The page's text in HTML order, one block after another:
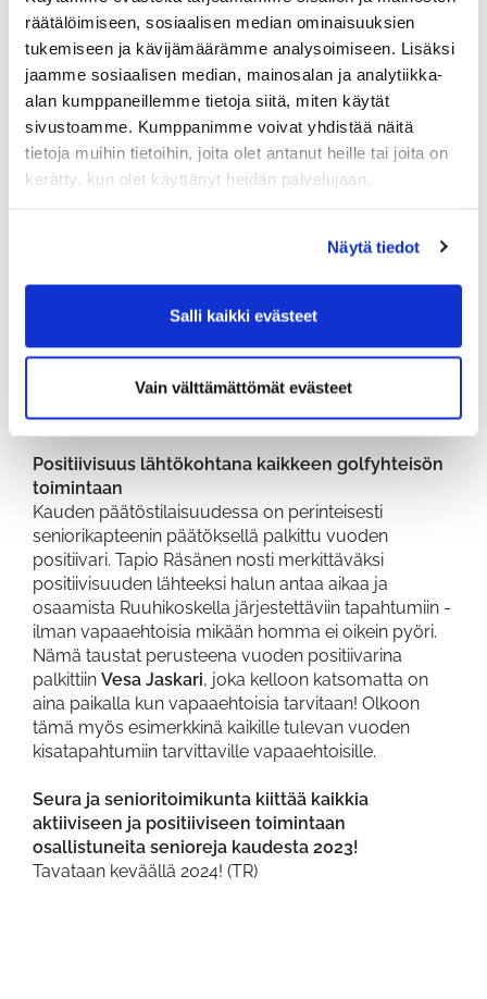
räätälöimiseen, sosiaalisen median ominaisuuksien
tukemiseen ja kävijämäärämme analysoimiseen. Lisäksi
jaamme sosiaalisen median, mainosalan ja analytiikka-
alan kumppaneillemme tietoja siitä, miten käytät
sivustoamme. Kumppanimme voivat yhdistää näitä
tietoja muihin tietoihin, joita olet antanut heille tai joita on
kerätty, kun olet käyttänyt heidän palvelujaan.
Näytä tiedot
Salli kaikki evästeet
Vain välttämättömät evästeet
Ylinen 491
Miesten B-sarjan pb-lopputulokset:
1. Markku Lahtinen 271 p, 2. Seppo Silander 271 p, 3.
Tapani Niemi 268 p.
Naisten pb-sarjan lopputulokset:
1. Anneli Räsänen 254 p, 2. Sirpa Puska 242 p, 3. Pirjo
T. Myllymäki 237 p.
Kauden aikana omaseurantana toteutettu Eclectic-
kilpailussa kohdalleen. Naisten sarjassa
Saarenkorttiin muodostui huikea 68-lyönnin
päätyi tulokseen 63 lyöntiä,Harri Myllymäen
Matti Välimäenpeesatessa 64-lyönnin tuloksella.
Positiivisuus lähtökohtana kaikkeen golfyhteisön
toimintaan
Kauden päätöstilaisuudessa on perinteisesti
seniorikapteenin päätöksellä palkittu vuoden
positiivari. Tapio Räsänen nosti merkittäväksi
positiivisuuden lähteeksi halun antaa aikaa ja
osaamista Ruuhikoskella järjestettäviin tapahtumiin -
ilman vapaaehtoisia mikään homma ei oikein pyöri.
Nämä taustat perusteena vuoden positiivarina
palkittiin Vesa Jaskari, joka kelloon katsomatta on
aina paikalla kun vapaaehtoisia tarvitaan! Olkoon
tämä myös esimerkkinä kaikille tulevan vuoden
kisatapahtumiin tarvittaville vapaaehtoisille.
Seura ja senioritoimikunta kiittää kaikkia
aktiiviseen ja positiiviseen toimintaan
osallistuneita senioreja kaudesta 2023!
Tavataan keväällä 2024! (TR)